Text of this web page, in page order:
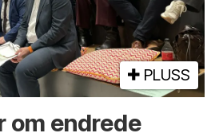
PLUSS
om endrede